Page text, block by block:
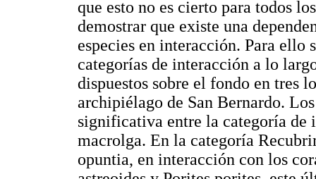
que esto no es cierto para todos
demostrar que existe una
especies en interacción. Para
categorías de interacción a lo
dispuestos sobre el fondo en tres
archipiélago de San Bernardo.
significativa entre la categoría de
macrolga. En la categoría
opuntia, en interacción con los